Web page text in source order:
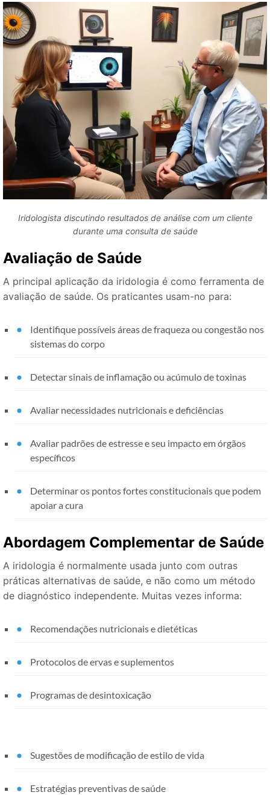
Iridologista discutindo resultados de análise com um cliente
durante uma consulta de saúde
Avaliação de Saúde
A principal aplicação da iridologia é como ferramenta de
avaliação de saúde. Os praticantes usam-no para:
Identifique possíveis áreas de fraqueza ou congestão nos
sistemas do corpo
Detectar sinais de inflamação ou acúmulo de toxinas
Avaliar necessidades nutricionais e deficiências
Avaliar padrões de estresse e seu impacto em órgãos
específicos
Determinar os pontos fortes constitucionais que podem
apoiar a cura
Abordagem Complementar de Saúde
A iridologia é normalmente usada junto com outras
práticas alternativas de saúde, e não como um método
de diagnóstico independente. Muitas vezes informa:
Recomendações nutricionais e dietéticas
Protocolos de ervas e suplementos
Programas de desintoxicação
Sugestões de modificação de estilo de vida
Estratégias preventivas de saúde